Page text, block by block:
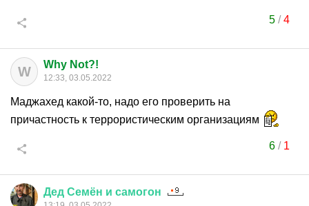
5/4
W Why Not?!
12:33, 03.05.2022
Маджахед какой-то, надо его проверить на
причастность к террористическим организациям
6/ 1
Дед Семён и самогон